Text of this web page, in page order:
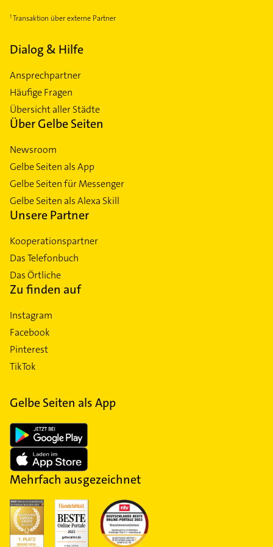
Transaktion über externe Partner
Dialog & Hilfe
Ansprechpartner
Häufige Fragen
Übersicht aller Städte
Über Gelbe Seiten
Newsroom
Gelbe Seiten als App
Gelbe Seiten für Messenger
Gelbe Seiten als Alexa Skill
Unsere Partner
Kooperationspartner
Das Telefonbuch
Das Örtliche
Zu finden auf
Instagram
Facebook
Pinterest
TikTok
Gelbe Seiten als App
Mehrfach ausgezeichnet